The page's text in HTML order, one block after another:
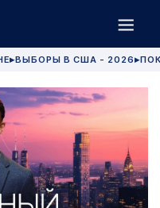
▶ВЫБОРЫ В США - 2026 ▶